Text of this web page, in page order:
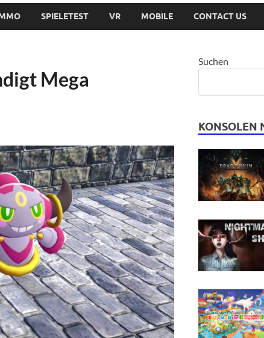
SPIELETEST VR MOBILE CONTACT US
Mega
Suchen
KONSOLEN